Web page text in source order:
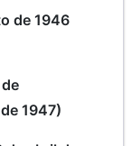
de 1946
1947)